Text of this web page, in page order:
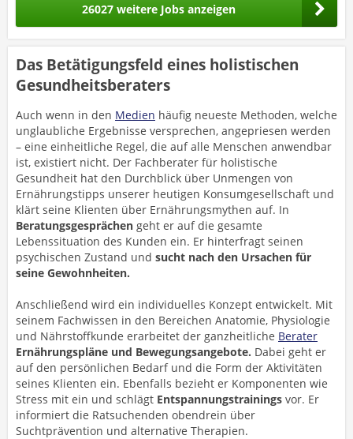
26027 weitere Jobs anzeigen
Das Betätigungsfeld eines holistischen
Gesundheitsberaters
Auch wenn in den Medien häufig neueste Methoden, welche
unglaubliche Ergebnisse versprechen, angepriesen werden
– eine einheitliche Regel, die auf alle Menschen anwendbar
ist, existiert nicht. Der Fachberater für holistische
Gesundheit hat den Durchblick über Unmengen von
Ernährungstipps unserer heutigen Konsumgesellschaft und
klärt seine Klienten über Ernährungsmythen auf. In
Beratungsgesprächen geht er auf die gesamte
Lebenssituation des Kunden ein. Er hinterfragt seinen
psychischen Zustand und sucht nach den Ursachen für
seine Gewohnheiten.
Anschließend wird ein individuelles Konzept entwickelt. Mit
seinem Fachwissen in den Bereichen Anatomie, Physiologie
und Nährstoffkunde erarbeitet der ganzheitliche Berater
Ernährungspläne und Bewegungsangebote. Dabei geht er
auf den persönlichen Bedarf und die Form der Aktivitäten
seines Klienten ein. Ebenfalls bezieht er Komponenten wie
Stress mit ein und schlägt Entspannungstrainings vor. Er
informiert die Ratsuchenden obendrein über
Suchtprävention und alternative Therapien.